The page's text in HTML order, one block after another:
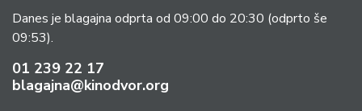
Danes je blagajna odprta od 09:00 do 20:30 (odprto še
09:53).
01 239 22 17
blagajna@kinodvor.org